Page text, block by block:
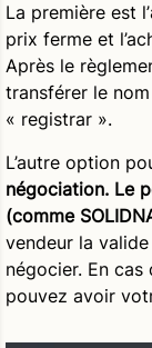
La première est l’
prix ferme et
Après le
transférer le
« registrar ».
L’autre option
négociation. Le
(comme
vendeur la
négocier. En cas
pouvez avoir